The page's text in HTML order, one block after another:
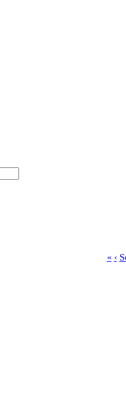
« ‹